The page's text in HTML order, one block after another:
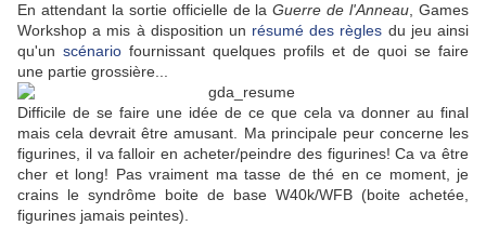
En attendant la sortie officielle de laGuerre de l'Anneau , Games
Workshop a mis à disposition un résumé des règles du jeu ainsi
qu'un scénario fournissant quelques profils et de quoi se faire
une partie grossière...
Difficile de se faire une idée de ce que cela va donner au final
mais cela devrait être amusant. Ma principale peur concerne les
figurines, il va falloir en acheter/peindre des figurines! Ca va être
cher et long! Pas vraiment ma tasse de thé en ce moment, je
crains le syndrôme boite de base W40k/WFB (boite achetée,
figurines jamais peintes).